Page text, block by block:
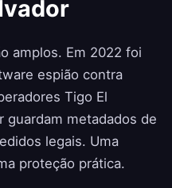
amplos. Em 2022 foi
espião contra
Tigo El
guardam metadados de
legais. Uma
proteção prática.